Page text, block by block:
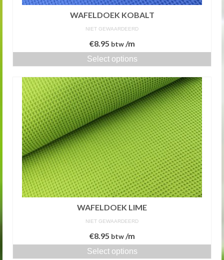
WAFELDOEK KOBALT
NIET GEWAARDEERD
€8.95 btw/m
Select options
WAFELDOEK LIME
NIET GEWAARDEERD
€8.95 btw/m
Select options